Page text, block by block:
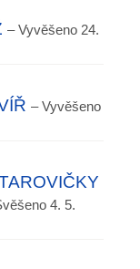
– Vyvěšeno 24.
– Vyvěšeno
4. 5.